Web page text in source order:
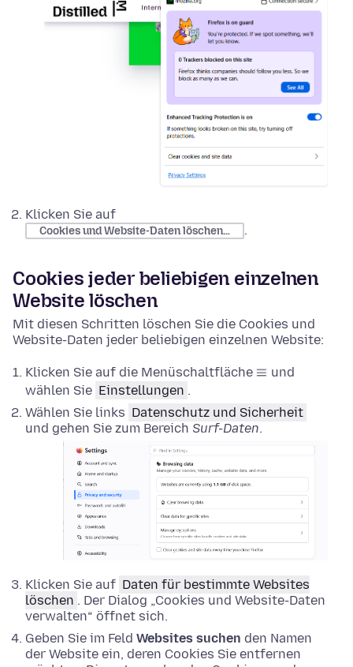
Klicken Sie auf
Cookies und Website-Daten löschen… .
Cookies jeder beliebigen einzelnen
Website löschen
Mit diesen Schritten löschen Sie die Cookies und
Website-Daten jeder beliebigen einzelnen Website:
Klicken Sie auf die Menüschaltfläche
und
wählen Sie Einstellungen .
Wählen Sie links Datenschutz und Sicherheit
und gehen Sie zum Bereich Surf-Daten.
Klicken Sie auf Daten für bestimmte Websites
löschen . Der Dialog „Cookies und Website-Daten
verwalten“ öffnet sich.
Geben Sie im Feld Websites suchen den Namen
der Website ein, deren Cookies Sie entfernen